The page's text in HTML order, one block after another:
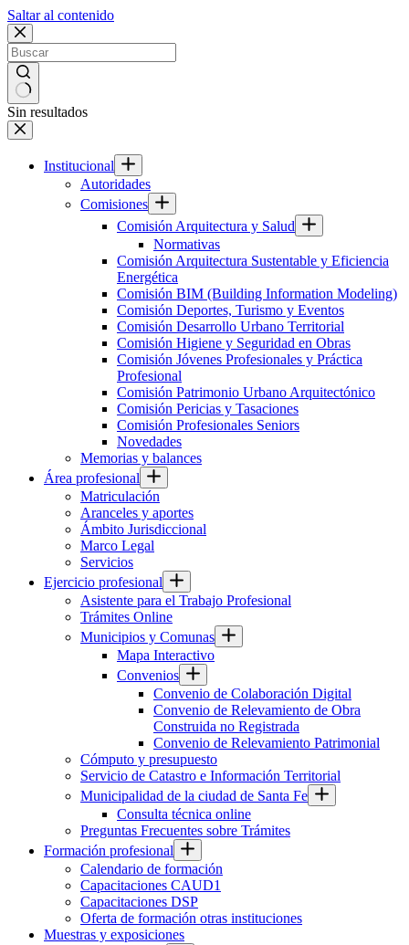
Saltar al contenido
Sin resultados
Institucional
Autoridades
Comisiones
Comisión Arquitectura y Salud
Normativas
Comisión Arquitectura Sustentable y Eficiencia
Energética
Comisión BIM (Building Information Modeling)
Comisión Deportes, Turismo y Eventos
Comisión Desarrollo Urbano Territorial
Comisión Higiene y Seguridad en Obras
Comisión Jóvenes Profesionales y Práctica
Profesional
Comisión Patrimonio Urbano Arquitectónico
Comisión Pericias y Tasaciones
Comisión Profesionales Seniors
Novedades
Memorias y balances
Área profesional
Matriculación
Aranceles y aportes
Ámbito Jurisdiccional
Marco Legal
Servicios
Ejercicio profesional
Asistente para el Trabajo Profesional
Trámites Online
Municipios y Comunas
Mapa Interactivo
Convenios
Convenio de Colaboración Digital
Convenio de Relevamiento de Obra
Construida no Registrada
Convenio de Relevamiento Patrimonial
Cómputo y presupuesto
Servicio de Catastro e Información Territorial
Municipalidad de la ciudad de Santa Fe
Consulta técnica online
Preguntas Frecuentes sobre Trámites
Formación profesional
Calendario de formación
Capacitaciones CAUD1
Capacitaciones DSP
Oferta de formación otras instituciones
Muestras y exposiciones